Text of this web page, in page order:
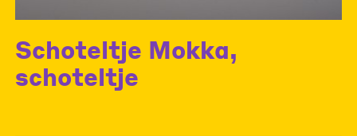
Schoteltje Mokka,
schoteltje